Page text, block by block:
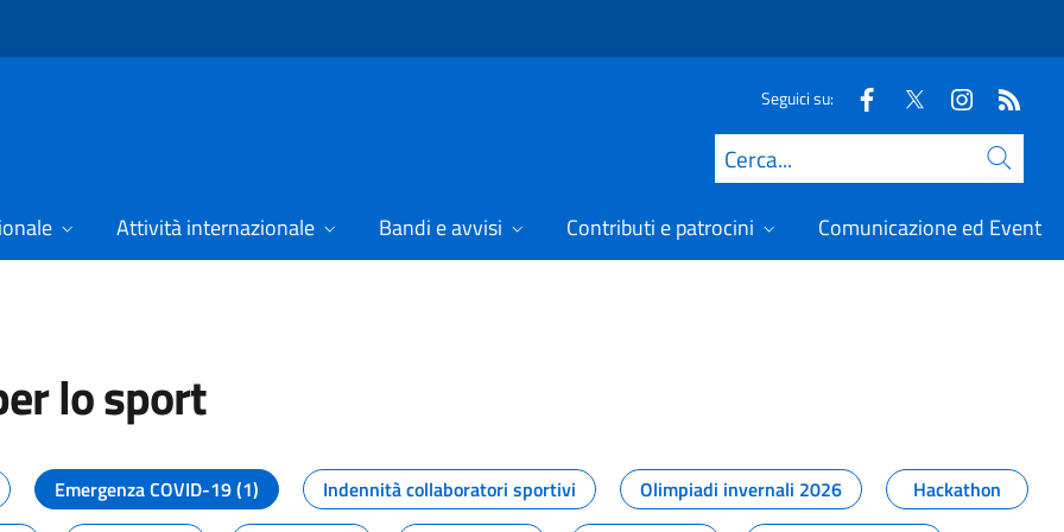
Seguici su:
Cerca
Attività internazionale Bandi e avvisi Contributi e patrocini Comunicazione ed Eventi
lo sport
dal Dipartimento per lo sport
Emergenza COVID-19 (1) Indennità collaboratori sportivi Olimpiadi invernali 2026
Hackathon